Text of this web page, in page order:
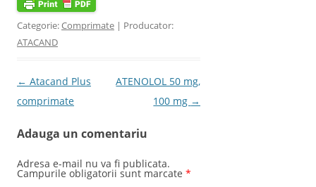
Categorie:Comprimate | Producator:
ATACAND
Post navigation
← Atacand Plus
comprimate
ATENOLOL 50 mg,
100 mg →
Adauga un comentariu
Adresa e-mail nu va fi publicata.
Campurile obligatorii sunt marcate *